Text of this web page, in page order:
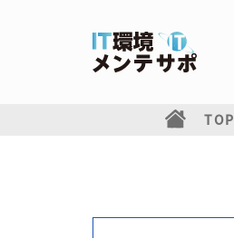
TOP